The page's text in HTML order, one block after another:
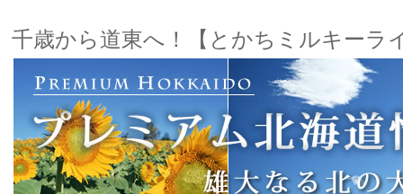
千歳から道東へ！【とかちミルキーラ